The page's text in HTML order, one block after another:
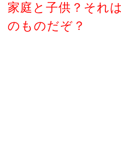
家庭と子供？それ
のものだぞ？